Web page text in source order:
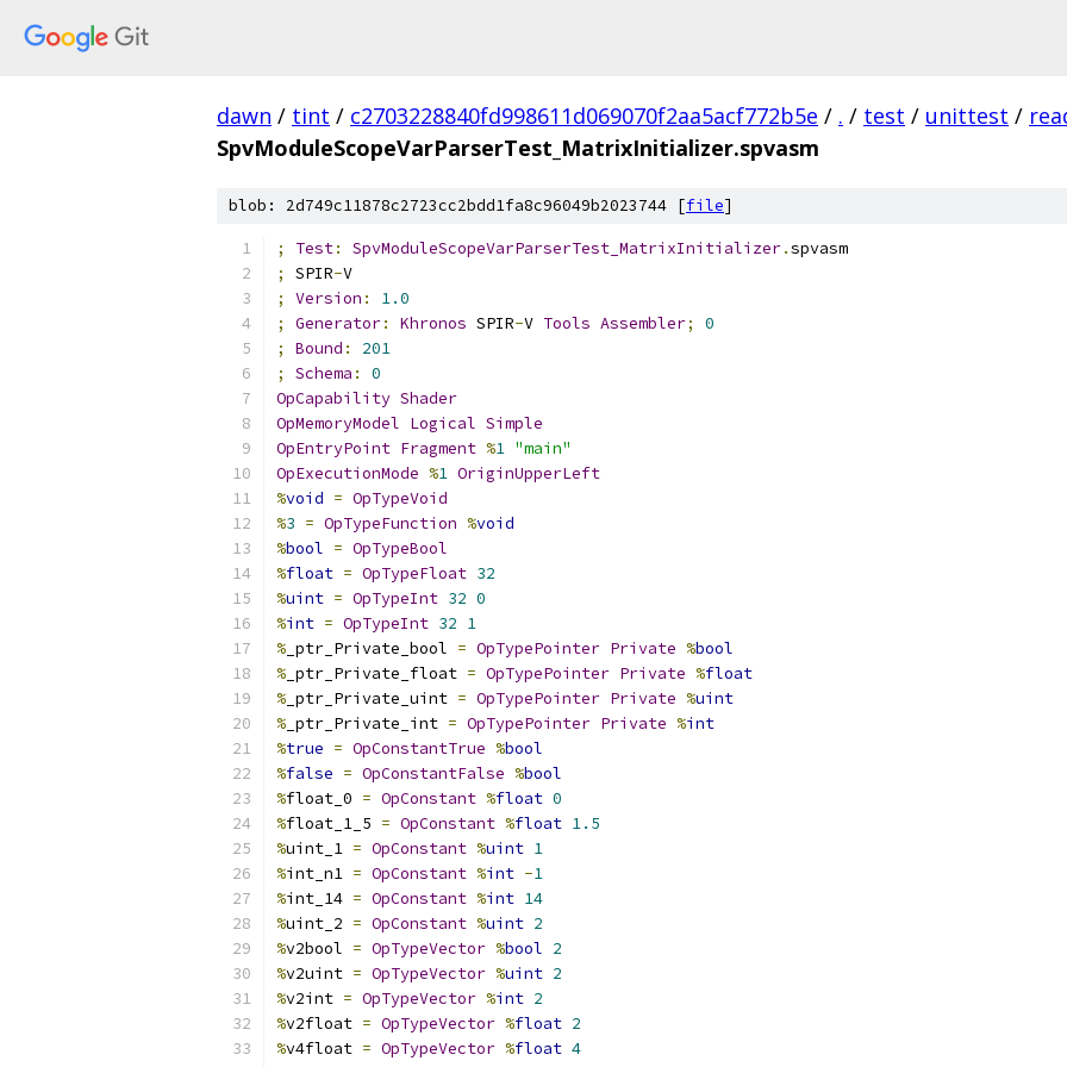
dawn / tint / c2703228840fd998611d069070f2aa5acf772b5e / . / test / unittest /
SpvModuleScopeVarParserTest_MatrixInitializer.spvasm
blob: 2d749c11878c2723cc2bdd1fa8c96049b2023744 [file]
; Test: SpvModuleScopeVarParserTest_MatrixInitializer.spvasm
;
SPIR-V
;
Version :
1.0
;
Generator: Khronos SPIR-V Tools Assembler;
0
;
Bound :
201
;
Schema :
0
OpCapability Shader
OpMemoryModel Logical Simple
OpEntryPoint Fragment %1 "main"
OpExecutionMode %1 OriginUpperLeft
%void = OpTypeVoid
%3 = OpTypeFunction %void
%bool = OpTypeBool
%float = OpTypeFloat 32
%uint = OpTypeInt 32 0
%int = OpTypeInt 32 1
% _ptr_Private_bool = OpTypePointer Private %bool
% _ptr_Private_float = OpTypePointer Private %float
% _ptr_Private_uint = OpTypePointer Private %uint
% _ptr_Private_int = OpTypePointer Private %int
%true = OpConstantTrue %bool
%false = OpConstantFalse %bool
%float_0 = OpConstant %float 0
%float_1_5 = OpConstant %float 1.5
%uint_1 = OpConstant %uint 1
%int_n1 = OpConstant %int -1
%int_14 = OpConstant %int 14
%uint_2 = OpConstant %uint 2
%v2bool = OpTypeVector %bool 2
%v2uint = OpTypeVector %uint 2
%v2int = OpTypeVector %int 2
%v2float = OpTypeVector %float 2
%v4float = OpTypeVector %float 4